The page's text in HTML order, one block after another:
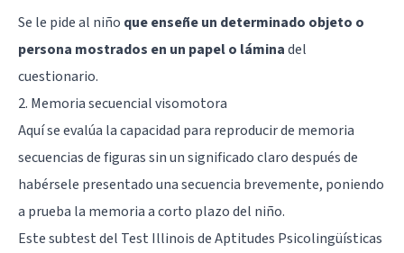
Se le pide al niño que enseñe un determinado objeto o
persona mostrados en un papel o láminadel
cuestionario.
2. Memoria secuencial visomotora
Aquí se evalúa la capacidad para reproducir de memoria
secuencias de figuras sin un significado claro después de
habérsele presentado una secuencia brevemente, poniendo
a prueba la memoria a corto plazo del niño.
Este subtest del Test Illinois de Aptitudes Psicolingüísticas